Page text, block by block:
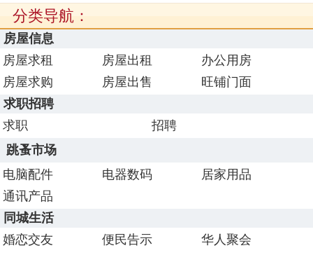
分类导航：
房屋信息
房屋求租
房屋出租
办公用房
房屋求购
房屋出售
旺铺门面
求职招聘
求职
招聘
跳蚤市场
电脑配件
电器数码
居家用品
通讯产品
同城生活
婚恋交友
便民告示 华人聚会